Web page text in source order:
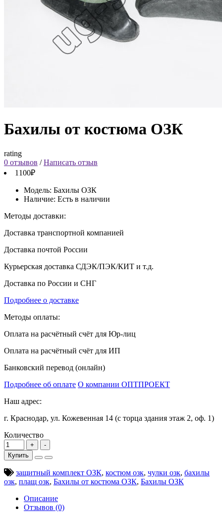
Бахилы от костюма ОЗК
rating
0 отзывов /Написать отзыв
1100₽
Модель: Бахилы ОЗК
Наличие: Есть в наличии
Методы доставки:
Доставка транспортной компанией
Доставка почтой России
Курьерская доставка СДЭК/ПЭК/КИТ и т.д.
Доставка по России и СНГ
Подробнее о доставке
Методы оплаты:
Оплата на расчётный счёт для Юр-лиц
Оплата на расчётный счёт для ИП
Банковский перевод (онлайн)
Подробнее об оплате О компании ОПТПРОЕКТ
Наш адрес:
г. Краснодар, ул. Кожевенная 14 (с торца здания этаж 2, оф. 1)
Количество
Купить
защитный комплект ОЗК, костюм озк, чулки озк, бахилы
озк, плащ озк, Бахилы от костюма ОЗК, Бахилы ОЗК
Описание
Отзывов (0)